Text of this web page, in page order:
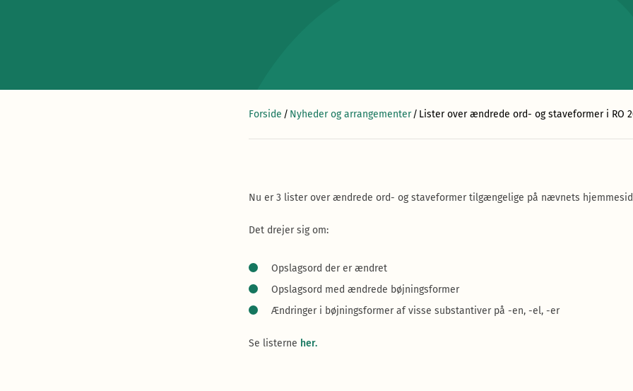
Forside / Nyheder og arrangementer/ Lister over ændrede ord- og staveformer i RO
Nu er 3 lister over ændrede ord- og staveformer tilgængelige på nævnets
Det drejer sig om:
Opslagsord der er ændret
Opslagsord med ændrede bøjningsformer
Ændringer i bøjningsformer af visse substantiver på -en, -el, -er
Se listerne her.